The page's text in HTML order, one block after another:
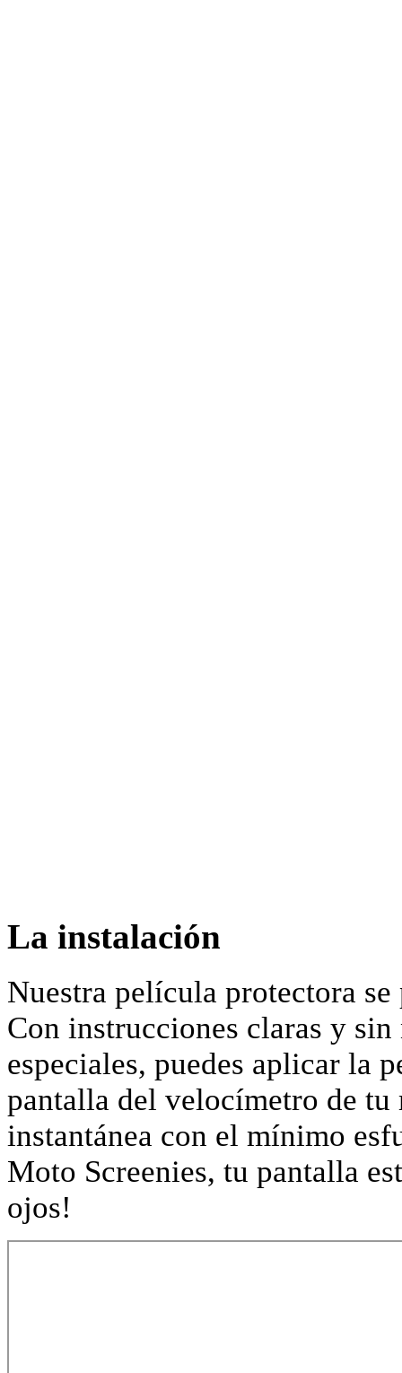
La instalación
Nuestra película protectora
Con instrucciones claras y sin
especiales, puedes aplicar la
pantalla del velocímetro de
instantánea con el mínimo
Moto Screenies, tu pantalla
ojos!